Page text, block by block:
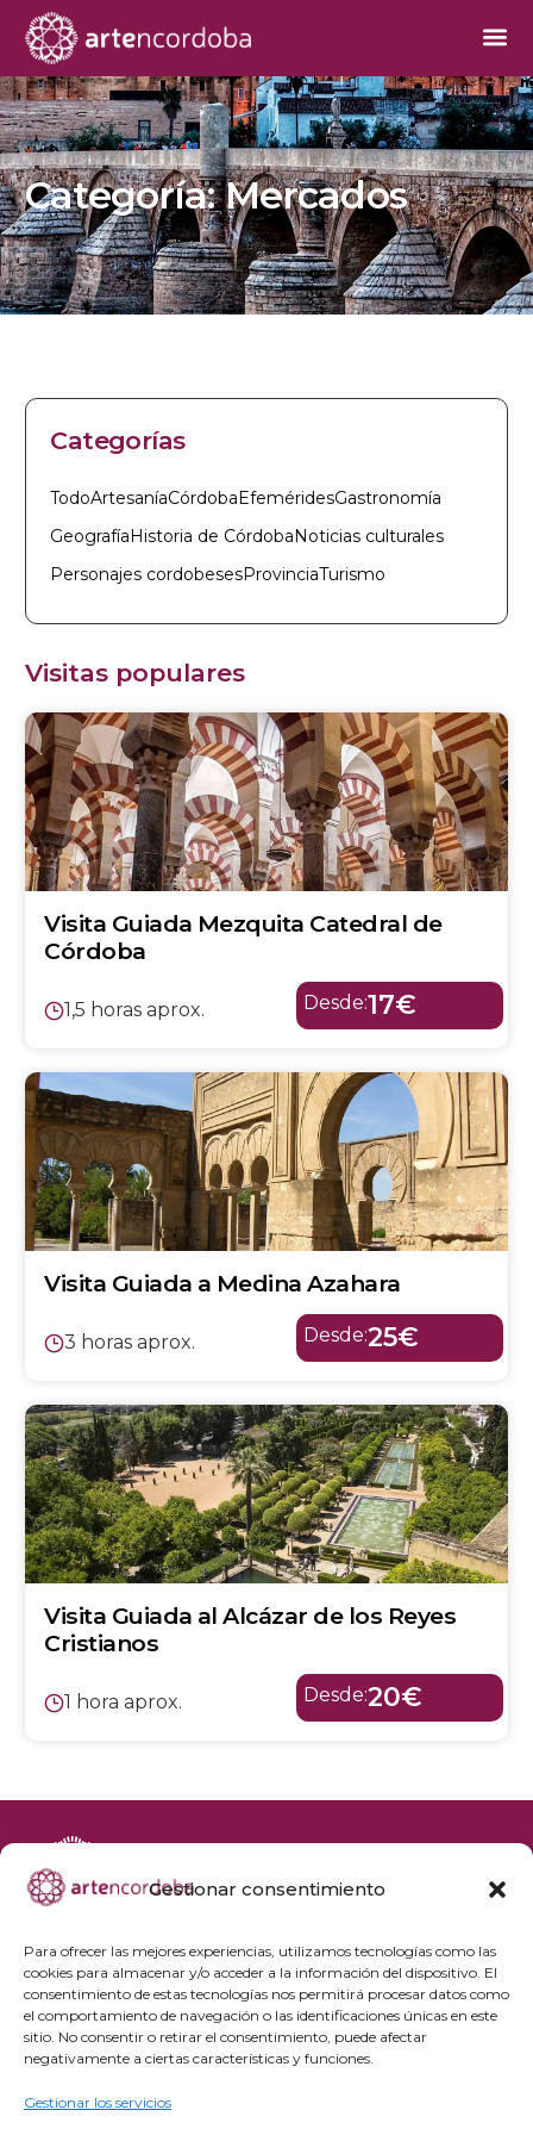
Gestionar consentimiento
Para ofrecer las mejores experiencias, utilizamos tecnologías como las
cookies para almacenar y/o acceder a la información del dispositivo. El
consentimiento de estas tecnologías nos permitirá procesar datos como
el comportamiento de navegación o las identificaciones únicas en este
sitio. No consentir o retirar el consentimiento, puede afectar
negativamente a ciertas características y funciones.
Gestionar los servicios
Categoría:Mercados
Categorías
TodoArtesaníaCórdobaEfeméridesGastronomía
GeografíaHistoria de CórdobaNoticias culturales
Personajes cordobesesProvinciaTurismo
Visitas populares
Visita Guiada Mezquita Catedral de
Córdoba
1,5 horas aprox. Desde:17€
Visita Guiada a Medina Azahara
3 horas aprox. Desde:25€
Visita Guiada al Alcázar de los Reyes
Cristianos
1 hora aprox. Desde:20€
Agenda cultural
Preguntas frecuentes
Grupos privados